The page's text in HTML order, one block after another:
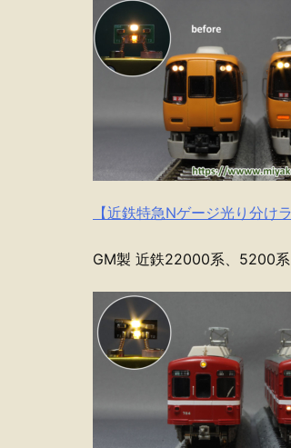
【近鉄特急Nゲージ光り分
GM製 近鉄22000系、5200系